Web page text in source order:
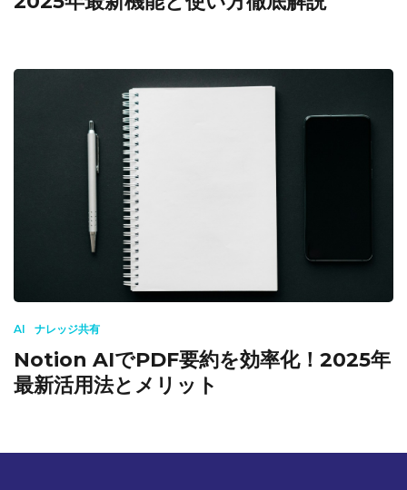
AI ナレッジ共有
Notion AIでPDF要約を効率化！2025年
最新活用法とメリット